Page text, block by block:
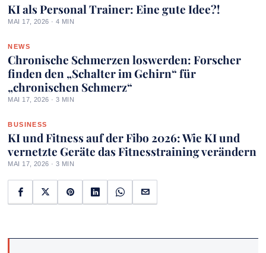
KI als Personal Trainer: Eine gute Idee?!
MAI 17, 2026 · 4 MIN
NEWS
Chronische Schmerzen loswerden: Forscher
finden den „Schalter im Gehirn“ für
„chronischen Schmerz“
MAI 17, 2026 · 3 MIN
BUSINESS
KI und Fitness auf der Fibo 2026: Wie KI und
vernetzte Geräte das Fitnesstraining verändern
MAI 17, 2026 · 3 MIN